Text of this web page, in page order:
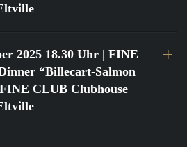
2025 18.30 Uhr | FINE
“Billecart-Salmon
CLUB Clubhouse